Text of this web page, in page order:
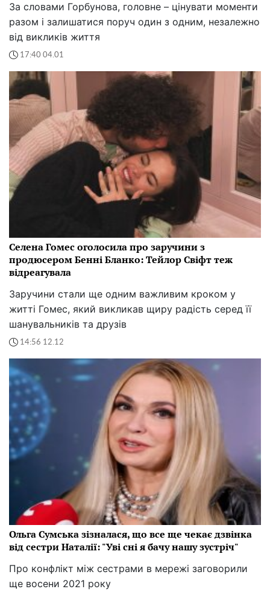
За словами Горбунова, головне – цінувати моменти
разом і залишатися поруч один з одним, незалежно
від викликів життя
17:40 04.01
Селена Гомес оголосила про заручини з
продюсером Бенні Бланко: Тейлор Свіфт теж
відреагувала
Заручини стали ще одним важливим кроком у
житті Гомес, який викликав щиру радість серед її
шанувальників та друзів
14:56 12.12
Ольга Сумська зізналася, що все ще чекає дзвінка
від сестри Наталії: "Уві сні я бачу нашу зустріч"
Про конфлікт між сестрами в мережі заговорили
ще восени 2021 року